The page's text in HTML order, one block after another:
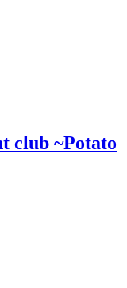
club ~Potato